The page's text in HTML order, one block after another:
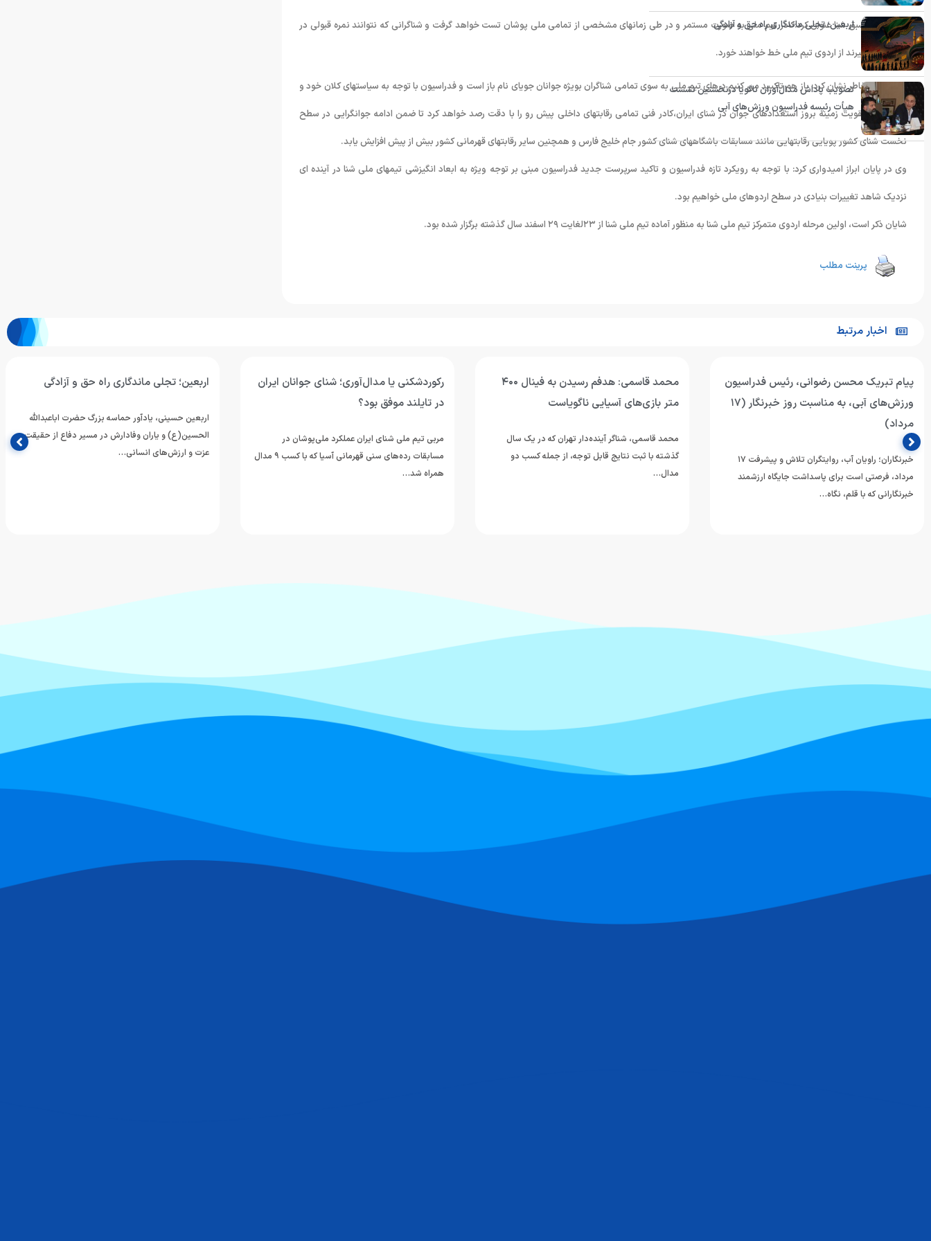
ملی پوش اسبق شنا عنوان کرد:کادر تیم ملی به صورت مستمر و در طی زمانهای مشخصی از تمامی ملی پوشان تست خواهد گرفت و شناگرانی که نتوانند نمره قبولی در
این تستها بگیرند از اردوی تیم ملی خط خواهند خورد.
سمیع زاده خاطر نشان کرد: باز هم تاکیید می کنیم درهای تیم ملی به سوی تمامی شناگران بوی‍ژه جوانان جویای نام باز است و فدراسیون با توجه به سیاستهای کلان خود و
اهمیت به تقویت زمینه بروز استعدادهای جوان در شنای ایران،کادر فنی تمامی رقابتهای داخلی پیش رو را با دقت رصد خواهد کرد تا ضمن ادامه جوانگرایی در سطح
نخست شنای کشور پویایی رقابتهایی مانند مسابقات باشگاههای شنای کشور جام خلیج فارس و همچنین سایر رقابتهای قهرمانی کشور بیش از پیش افزایش یابد.
وی در پایان ابراز امیدواری کرد: با توجه به رویکرد تازه فدراسیون و تاکید سرپرست جدید فدراسیون مبنی بر توجه وی‍ژه به ابعاد انگیزشی تیمهای ملی شنا در آینده ای
نزدیک شاهد تغییرات بنیادی در سطح اردوهای ملی خواهیم بود.
شایان ذکر است، اولین مرحله اردوی متمرکز تیم ملی شنا به منظور آماده تیم ملی شنا از ٢٣لغایت ٢٩ اسفند سال گذشته برگزار شده بود.
پرینت مطلب
اربعین؛ تجلی ماندگاری راه حق و آزادگی
تصویب پاداش مدال‌آوران ناگویا درنخستین نشست
هیأت رئیسه فدراسیون ورزش‌های آبی
اخبار مرتبط
پیام تبریک محسن رضوانی، رئیس فدراسیون
ورزش‌های آبی، به مناسبت روز خبرنگار (۱۷
مرداد)
خبرنگاران؛ راویان آب، روایتگران تلاش و پیشرفت ۱۷
مرداد، فرصتی است برای پاسداشت جایگاه ارزشمند
خبرنگارانی که با قلم، نگاه…
محمد قاسمی: هدفم رسیدن به فینال ۴۰۰
متر بازی‌های آسیایی ناگویاست
محمد قاسمی، شناگر آینده‌دار تهران که در یک سال
گذشته با ثبت نتایج قابل توجه، از جمله کسب دو
مدال…
رکوردشکنی یا مدال‌آوری؛ شنای جوانان ایران
در تایلند موفق بود؟
مربی تیم ملی شنای ایران عملکرد ملی‌پوشان در
مسابقات رده‌های سنی قهرمانی آسیا که با کسب ۹ مدال
همراه شد…
اربعین؛ تجلی ماندگاری راه حق و آزادگی
اربعین حسینی، یادآور حماسه بزرگ حضرت اباعبدالله
الحسین(ع) و یاران وفادارش در مسیر دفاع از حقیقت،
عزت و ارزش‌های انسانی…